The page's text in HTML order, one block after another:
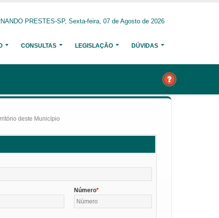
PRESTES-SP, Sexta-feira, 07 de Agosto de 2026
CONSULTAS LEGISLAÇÃO DÚVIDAS
deste Município
Número